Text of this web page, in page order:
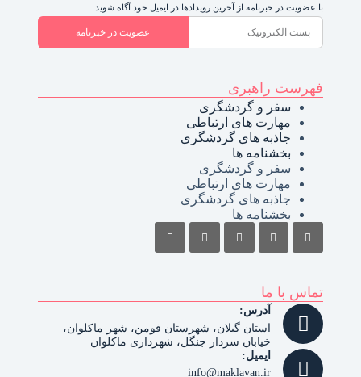
با عضویت در خبرنامه از آخرین رویدادها در ایمیل خود آگاه شوید.
عضویت در خبرنامه
فهرست راهبری
سفر و گردشگری
مهارت های ارتباطی
جاذبه های گردشگری
بخشنامه ها
سفر و گردشگری
مهارت های ارتباطی
جاذبه های گردشگری
بخشنامه ها
تماس با ما
آدرس:
استان گیلان، شهرستان فومن، شهر ماکلوان،
خیابان سردار جنگل، شهرداری ماکلوان
ایمیل:
info@maklavan.ir